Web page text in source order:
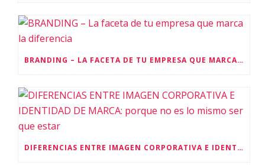
BRANDING – LA FACETA DE TU EMPRESA QUE MARCA LA DIFERENCIA
DIFERENCIAS ENTRE IMAGEN CORPORATIVA E IDENTIDAD DE MARCA: PORQUE NO ES LO MISMO SER QUE ESTAR